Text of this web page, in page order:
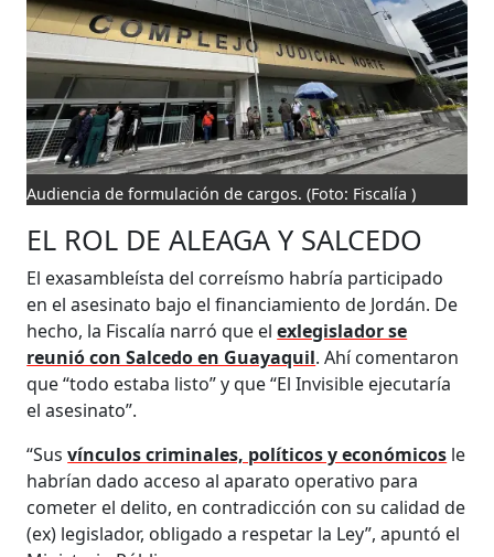
Audiencia de formulación de cargos.(Foto: Fiscalía )
EL ROL DE ALEAGA Y SALCEDO
El exasambleísta del correísmo habría participado
en el asesinato bajo el financiamiento de Jordán. De
hecho, la Fiscalía narró que elexlegislador se
reunió con Salcedo en Guayaquil. Ahí comentaron
que “todo estaba listo” y que “El Invisible ejecutaría
el asesinato”.
“Susvínculos criminales, políticos y económicos le
habrían dado acceso al aparato operativo para
cometer el delito, en contradicción con su calidad de
(ex) legislador, obligado a respetar la Ley”, apuntó el